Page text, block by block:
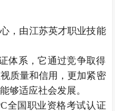
，由江苏英才职业技能
体系，它通过竞争取得
质量和信用，更加紧密
够适应社会发展。
全国职业资格考试认证